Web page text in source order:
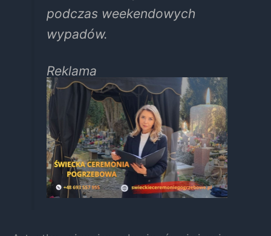
podczas weekendowych
wypadów.
Reklama